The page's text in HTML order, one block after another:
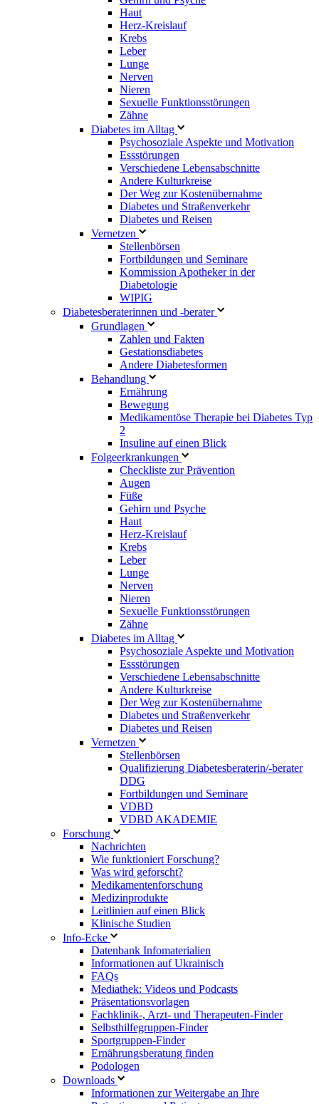
Haut
Herz-Kreislauf
Krebs
Leber
Lunge
Nerven
Nieren
Sexuelle Funktionsstörungen
Zähne
Diabetes im Alltag
Psychosoziale Aspekte und Motivation
Essstörungen
Verschiedene Lebensabschnitte
Andere Kulturkreise
Der Weg zur Kostenübernahme
Diabetes und Straßenverkehr
Diabetes und Reisen
Vernetzen
Stellenbörsen
Fortbildungen und Seminare
Kommission Apotheker in der
Diabetologie
WIPIG
Diabetesberaterinnen und -berater
Grundlagen
Zahlen und Fakten
Gestationsdiabetes
Andere Diabetesformen
Behandlung
Ernährung
Bewegung
Medikamentöse Therapie bei Diabetes Typ
2
Insuline auf einen Blick
Folgeerkrankungen
Checkliste zur Prävention
Augen
Füße
Gehirn und Psyche
Haut
Herz-Kreislauf
Krebs
Leber
Lunge
Nerven
Nieren
Sexuelle Funktionsstörungen
Zähne
Diabetes im Alltag
Psychosoziale Aspekte und Motivation
Essstörungen
Verschiedene Lebensabschnitte
Andere Kulturkreise
Der Weg zur Kostenübernahme
Diabetes und Straßenverkehr
Diabetes und Reisen
Vernetzen
Stellenbörsen
Qualifizierung Diabetesberaterin/­-berater
DDG
Fortbildungen und Seminare
VDBD
VDBD AKADEMIE
Forschung
Nachrichten
Wie funktioniert Forschung?
Was wird geforscht?
Medikamentenforschung
Medizinprodukte
Leitlinien auf einen Blick
Klinische Studien
Info-Ecke
Datenbank Infomaterialien
Informationen auf Ukrainisch
FAQs
Mediathek: Videos und Podcasts
Präsentationsvorlagen
Fachklinik-, Arzt- und Therapeuten-Finder
Selbsthilfegruppen-Finder
Sportgruppen-Finder
Ernährungsberatung finden
Podologen
Downloads
Informationen zur Weitergabe an Ihre